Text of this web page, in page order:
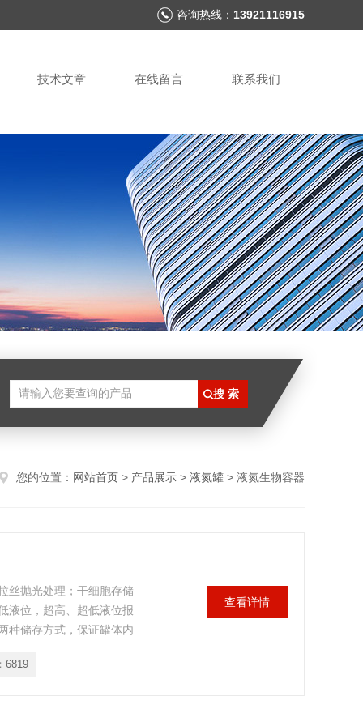
咨询热线： 13921116915
技术文章 在线留言 联系我们
您的位置： 网站首页 > 产品展示 > 液氮罐 > 液氮生物容器
丝抛光处理；干细胞存储
液位，超高、超低液位报
种储存方式，保证罐体内
6819
查看详情